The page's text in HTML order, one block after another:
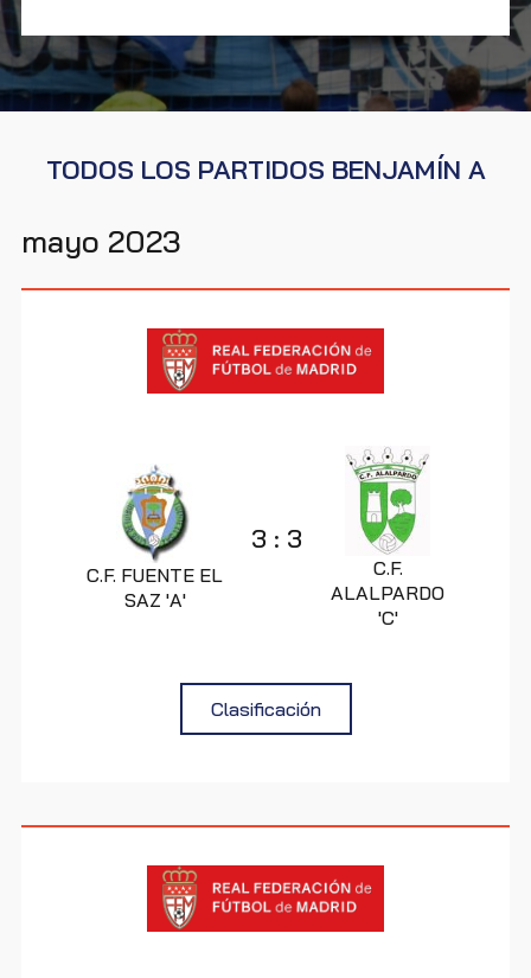
TODOS LOS PARTIDOS BENJAMÍN A
mayo 2023
C.F. FUENTE EL
SAZ 'A'
3 : 3
C.F.
ALALPARDO
'C'
Clasificación